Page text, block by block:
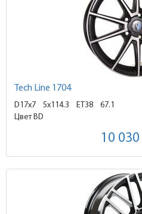
Tech Line 1704
D17x7 5x114.3 ET38
67.1
Цвет BD
10 030